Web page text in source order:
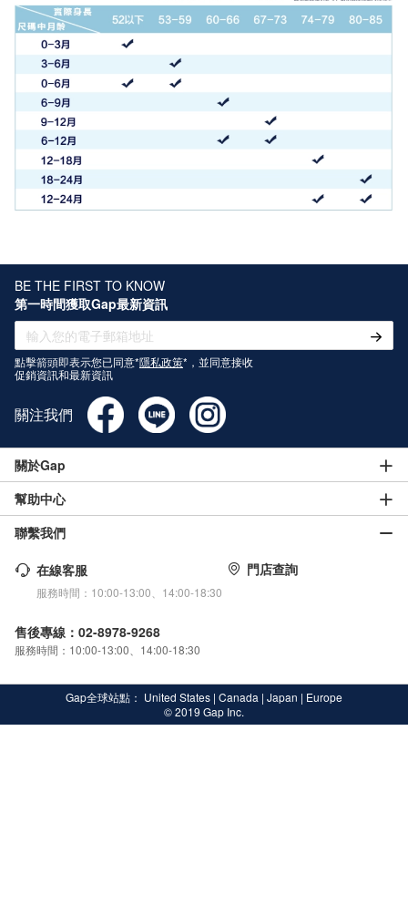
BE THE FIRST TO KNOW
第一時間獲取Gap最新資訊
點擊箭頭即表示您已同意*隱私政策*，並同意接收
促銷資訊和最新資訊
關注我們
關於Gap
幫助中心
聯繫我們
在線客服
服務時間：10:00-13:00、14:00-18:30
門店查詢
售後專線：02-8978-9268
服務時間：10:00-13:00、14:00-18:30
Gap全球站點： United States | Canada | Japan | Europe
© 2019 Gap Inc.